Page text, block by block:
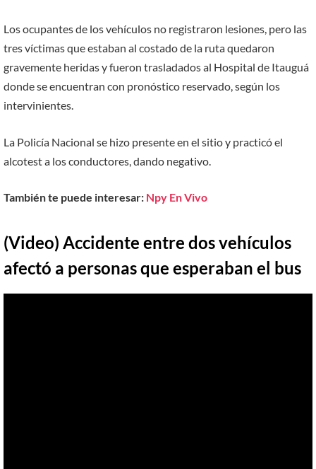
Los ocupantes de los vehículos no registraron lesiones, pero las
tres víctimas que estaban al costado de la ruta quedaron
gravemente heridas y fueron trasladados al Hospital de Itauguá
donde se encuentran con pronóstico reservado, según los
intervinientes.
La Policía Nacional se hizo presente en el sitio y practicó el
alcotest a los conductores, dando negativo.
También te puede interesar: Npy En Vivo
(Video) Accidente entre dos vehículos
afectó a personas que esperaban el bus